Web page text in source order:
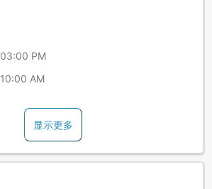
03:00 PM
10:00 AM
显示更多